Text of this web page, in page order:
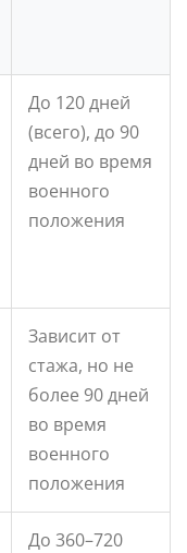
До 120 дней
(всего), до 90
дней во время
военного
положения
Зависит от
стажа, но не
более 90 дней
во время
военного
положения
До 360–720